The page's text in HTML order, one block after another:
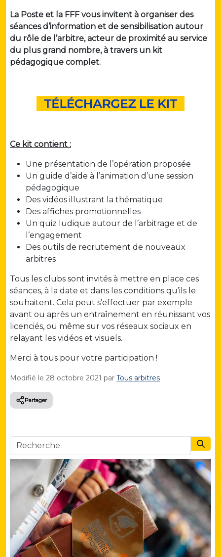
La Poste et la FFF vous invitent à organiser des
séances d’information et de sensibilisation autour
du rôle de l’arbitre, acteur de proximité au service
du plus grand nombre, à travers un kit
pédagogique complet.
Ce kit contient :
Une présentation de l’opération proposée
Un guide d’aide à l’animation d’une session
pédagogique
Des vidéos illustrant la thématique
Des affiches promotionnelles
Un quiz ludique autour de l’arbitrage et de
l’engagement
Des outils de recrutement de nouveaux
arbitres
Tous les clubs sont invités à mettre en place ces
séances, à la date et dans les conditions qu’ils le
souhaitent. Cela peut s’effectuer par exemple
avant ou après un entraînement en réunissant vos
licenciés, ou même sur vos réseaux sociaux en
relayant les vidéos et visuels.
Merci à tous pour votre participation !
Modifié le 28 octobre 2021 par Tous arbitres
Partager